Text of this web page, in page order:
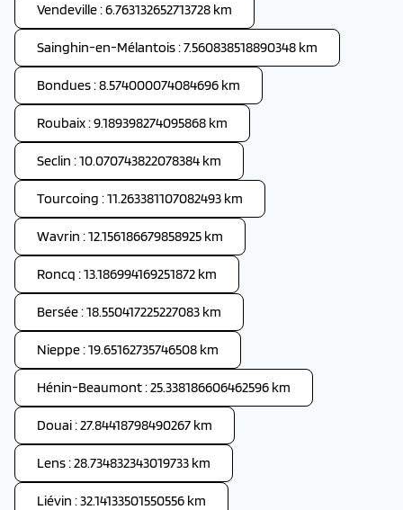
Vendeville : 6.763132652713728 km
Sainghin-en-Mélantois : 7.560838518890348 km
Bondues : 8.574000074084696 km
Roubaix : 9.189398274095868 km
Seclin : 10.070743822078384 km
Tourcoing : 11.263381107082493 km
Wavrin : 12.156186679858925 km
Roncq : 13.186994169251872 km
Bersée : 18.550417225227083 km
Nieppe : 19.65162735746508 km
Hénin-Beaumont : 25.338186606462596 km
Douai : 27.84418798490267 km
Lens : 28.734832343019733 km
Liévin : 32.14133501550556 km